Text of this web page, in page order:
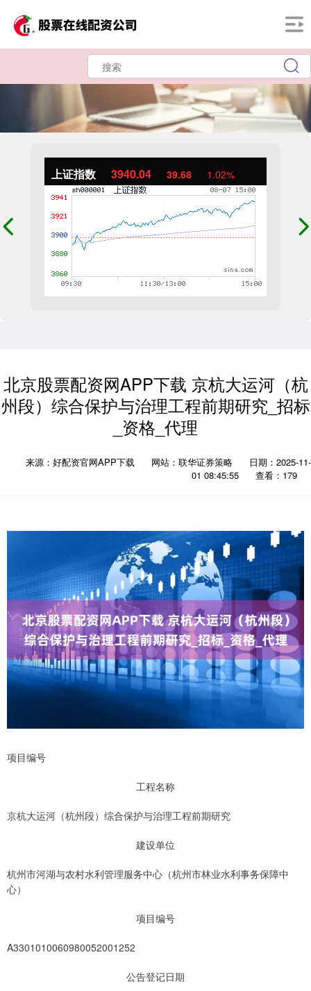
上证指数 3940.04 39.68 1.02%
北京股票配资网APP下载 京杭大运河（杭
州段）综合保护与治理工程前期研究_招标
_资格_代理
来源：好配资官网APP下载 网站：联华证券策略
日期：2025-11-
01 08:45:55
查看：179
项目编号
工程名称
京杭大运河（杭州段）综合保护与治理工程前期研究
建设单位
杭州市河湖与农村水利管理服务中心（杭州市林业水利事务保障中
心）
项目编号
A3301010060980052001252
公告登记日期